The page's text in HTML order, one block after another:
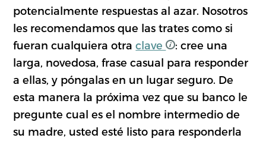
potencialmente respuestas al azar. Nosotros
les recomendamos que las trates como si
fueran cualquiera otraclave
: cree una
larga, novedosa, frase casual para responder
a ellas, y póngalas en un lugar seguro. De
esta manera la próxima vez que su banco le
pregunte cual es el nombre intermedio de
su madre, usted esté listo para responderla